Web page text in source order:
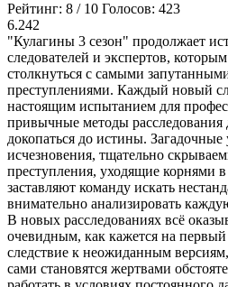
Рейтинг: 8 / 10 Голосов: 423
6.242
"Кулагины 3 сезон" продолжает
следователей и экспертов,
столкнуться с самыми
преступлениями. Каждый новый
настоящим испытанием для
привычные методы расследования
докопаться до истины. Загадочные
исчезновения, тщательно
преступления, уходящие корнями
заставляют команду искать
внимательно анализировать
В новых расследованиях всё
очевидным, как кажется на
следствие к неожиданным
сами становятся жертвами